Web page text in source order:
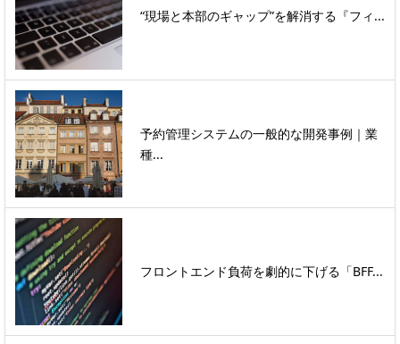
“現場と本部のギャップ”を解消する『フィ...
予約管理システムの一般的な開発事例｜業
種...
フロントエンド負荷を劇的に下げる「BFF...